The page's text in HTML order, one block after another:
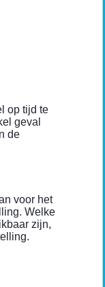
op tijd te
geval
de
voor het
Welke
zijn,